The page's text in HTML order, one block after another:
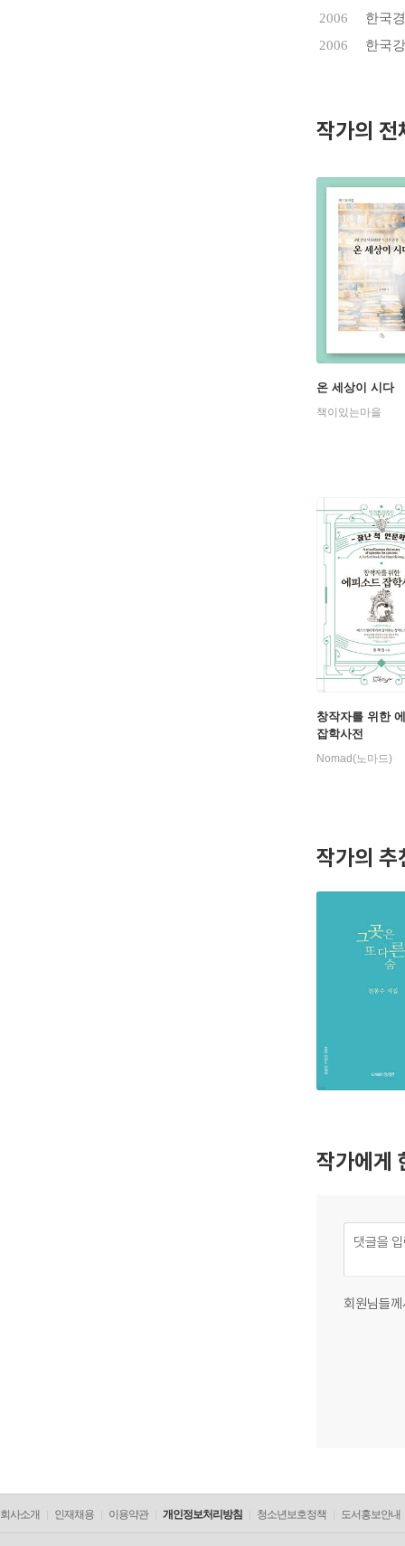
2006
한국
2006
한국
작가의 전
온 세상이 시다
책이있는마을
창작자를 위한
잡학사전
Nomad(노마드)
작가의 추
작가에게
회원님들
회사소개 인재채용 이용약관 개인정보처리방침 청소년보호정책 도서홍보안내